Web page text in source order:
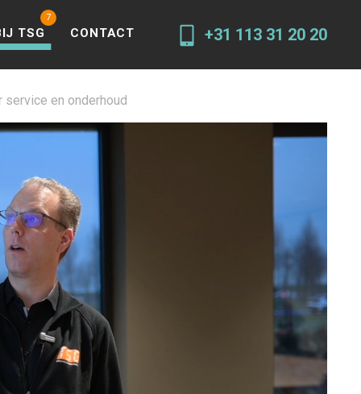
TSG CONTACT +31 113 31 20 20
en onderhoud